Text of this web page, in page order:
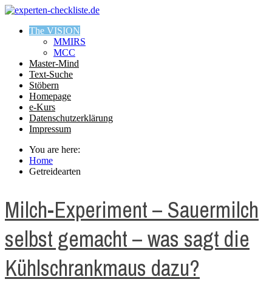
The VISION
MMIRS
MCC
Master-Mind
Text-Suche
Stöbern
Homepage
e-Kurs
Datenschutzerklärung
Impressum
You are here:
Home
Getreidearten
Milch-Experiment – Sauermilch
selbst gemacht – was sagt die
Kühlschrankmaus dazu?